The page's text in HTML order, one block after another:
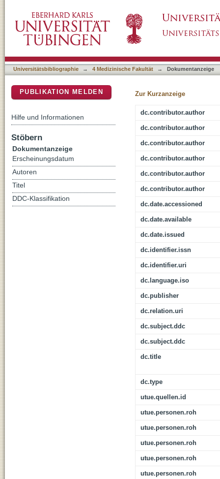
phenotype
Universitätsbibliographie → 4 Medizinische Fakultät → Dokumentanzeige
Zur Kurzanzeige
dc.contributor.author
dc.contributor.author
dc.contributor.author
dc.contributor.author
dc.contributor.author
dc.contributor.author
dc.date.accessioned
dc.date.available
dc.date.issued
dc.identifier.issn
dc.identifier.uri
dc.language.iso
dc.publisher
dc.relation.uri
dc.subject.ddc
dc.subject.ddc
dc.title
dc.type
utue.quellen.id
utue.personen.roh
utue.personen.roh
utue.personen.roh
utue.personen.roh
utue.personen.roh
PUBLIKATION MELDEN
Hilfe und Informationen
Stöbern
Dokumentanzeige
Erscheinungsdatum
Autoren
Titel
DDC-Klassifikation